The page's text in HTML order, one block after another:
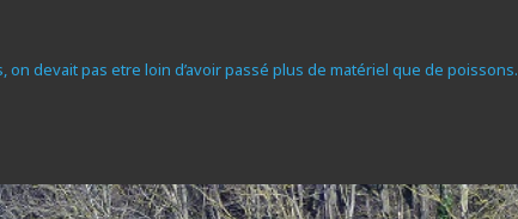
devait pas etre loin d’avoir passé plus de matériel que de poissons.